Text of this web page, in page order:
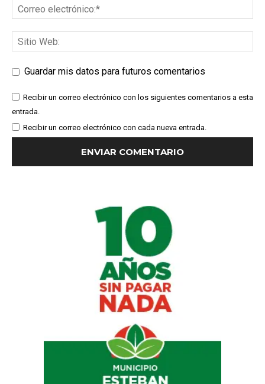
Guardar mis datos para futuros comentarios
Recibir un correo electrónico con los siguientes comentarios a esta
entrada.
Recibir un correo electrónico con cada nueva entrada.